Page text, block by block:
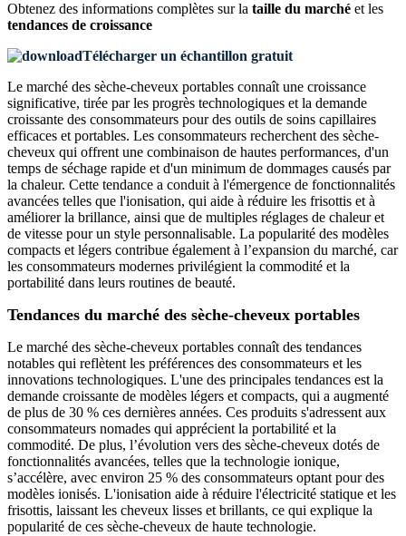
Obtenez des informations complètes sur la taille du marché et les
tendances de croissance
Télécharger un échantillon gratuit
Le marché des sèche-cheveux portables connaît une croissance
significative, tirée par les progrès technologiques et la demande
croissante des consommateurs pour des outils de soins capillaires
efficaces et portables. Les consommateurs recherchent des sèche-
cheveux qui offrent une combinaison de hautes performances, d'un
temps de séchage rapide et d'un minimum de dommages causés par
la chaleur. Cette tendance a conduit à l'émergence de fonctionnalités
avancées telles que l'ionisation, qui aide à réduire les frisottis et à
améliorer la brillance, ainsi que de multiples réglages de chaleur et
de vitesse pour un style personnalisable. La popularité des modèles
compacts et légers contribue également à l’expansion du marché, car
les consommateurs modernes privilégient la commodité et la
portabilité dans leurs routines de beauté.
Tendances du marché des sèche-cheveux portables
Le marché des sèche-cheveux portables connaît des tendances
notables qui reflètent les préférences des consommateurs et les
innovations technologiques. L'une des principales tendances est la
demande croissante de modèles légers et compacts, qui a augmenté
de plus de 30 % ces dernières années. Ces produits s'adressent aux
consommateurs nomades qui apprécient la portabilité et la
commodité. De plus, l’évolution vers des sèche-cheveux dotés de
fonctionnalités avancées, telles que la technologie ionique,
s’accélère, avec environ 25 % des consommateurs optant pour des
modèles ionisés. L'ionisation aide à réduire l'électricité statique et les
frisottis, laissant les cheveux lisses et brillants, ce qui explique la
popularité de ces sèche-cheveux de haute technologie.